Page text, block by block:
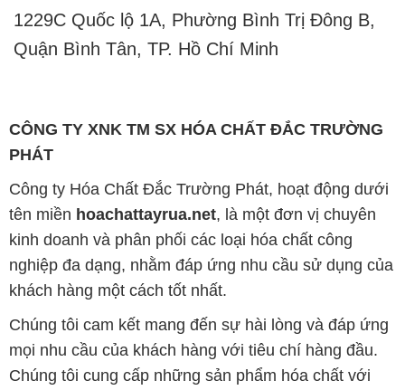
CÔNG TY XNK TM SX HÓA CHẤT ĐẮC TRƯỜNG
PHÁT
kinh doanh và phân phối các loại hóa chất công
nghiệp đa dạng, nhằm đáp ứng nhu cầu sử dụng của
khách hàng một cách tốt nhất.
Chúng tôi cam kết mang đến sự hài lòng và đáp ứng
mọi nhu cầu của khách hàng với tiêu chí hàng đầu.
Chúng tôi cung cấp những sản phẩm hóa chất với
chất lượng cao và giá thành hợp lý, đáp ứng các yêu
cầu khắt khe của khách hàng.
Uy tín là một trong những nguyên tắc quan trọng
trong hoạt động kinh doanh của chúng tôi. Chúng tôi